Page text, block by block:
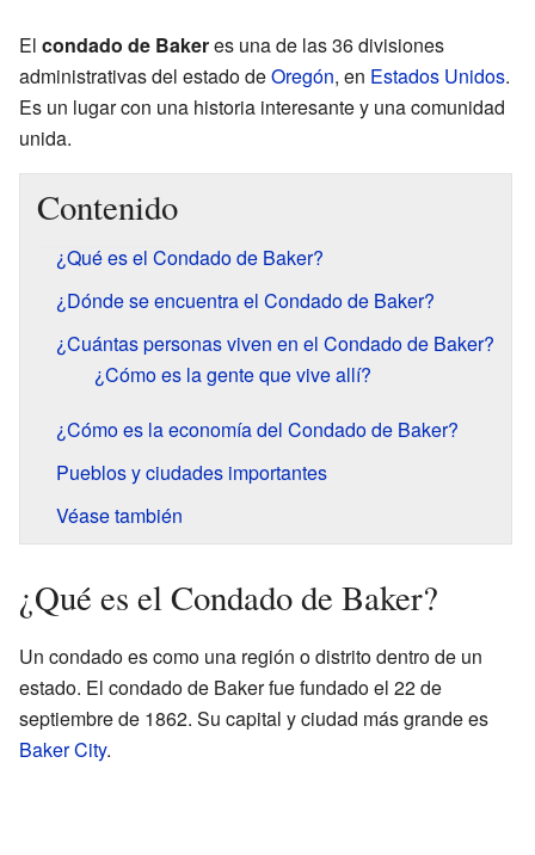
El condado de Bakeres una de las 36 divisiones
administrativas del estado deOregón, en Estados Unidos.
Es un lugar con una historia interesante y una comunidad
unida.
Contenido
¿Qué es el Condado de Baker?
¿Dónde se encuentra el Condado de Baker?
¿Cuántas personas viven en el Condado de Baker?
¿Cómo es la gente que vive allí?
¿Cómo es la economía del Condado de Baker?
Pueblos y ciudades importantes
Véase también
¿Qué es el Condado de Baker?
Un condado es como una región o distrito dentro de un
estado. El condado de Baker fue fundado el 22 de
septiembre de 1862. Su capital y ciudad más grande es
Baker City.